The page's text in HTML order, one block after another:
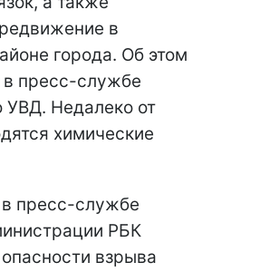
в
города. Об этом
пресс-службе
УВД. Недалеко от
химические
пресс-службе
РБК
взрыва